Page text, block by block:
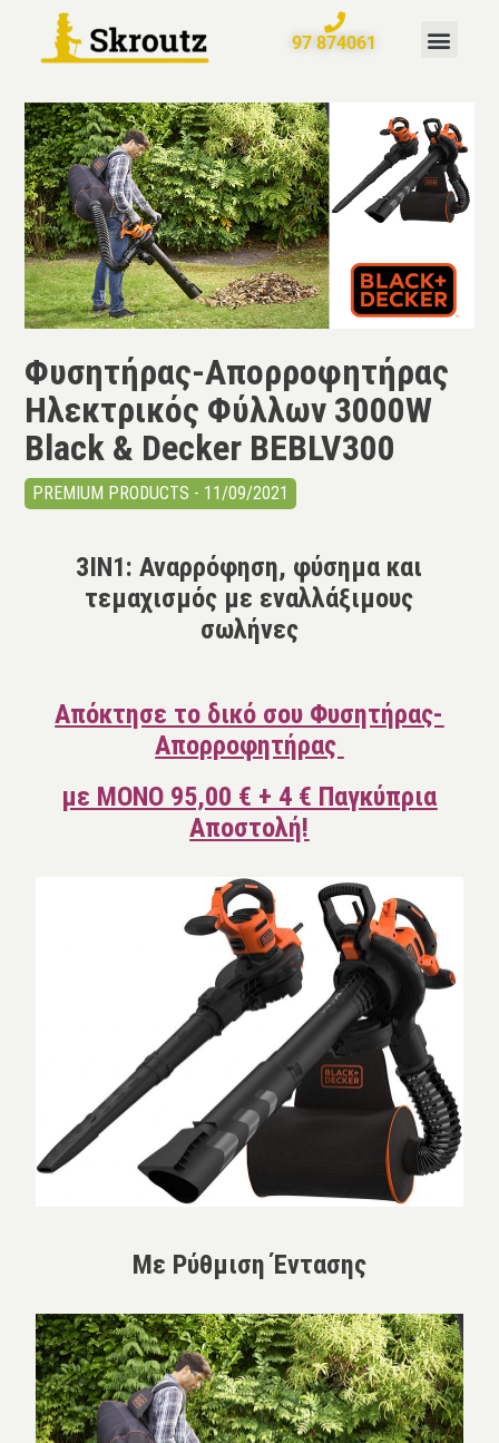
97 874061
Φυσητήρας-Απορροφητήρας
Ηλεκτρικός Φύλλων 3000W
Black & Decker BEBLV300
PREMIUM PRODUCTS - 11/09/2021
3IN1: Αναρρόφηση, φύσημα και
τεμαχισμός με εναλλάξιμους
σωλήνες
Απόκτησε το δικό σου Φυσητήρας-
Απορροφητήρας
με ΜΟΝΟ 95,00 € + 4 € Παγκύπρια
Αποστολή!
Με Ρύθμιση Έντασης